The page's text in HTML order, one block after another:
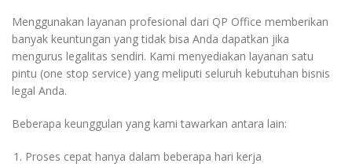
Menggunakan layanan profesional dari QP Office memberikan
banyak keuntungan yang tidak bisa Anda dapatkan jika
mengurus legalitas sendiri. Kami menyediakan layanan satu
pintu (one stop service) yang meliputi seluruh kebutuhan bisnis
legal Anda.
Beberapa keunggulan yang kami tawarkan antara lain:
Proses cepat hanya dalam beberapa hari kerja